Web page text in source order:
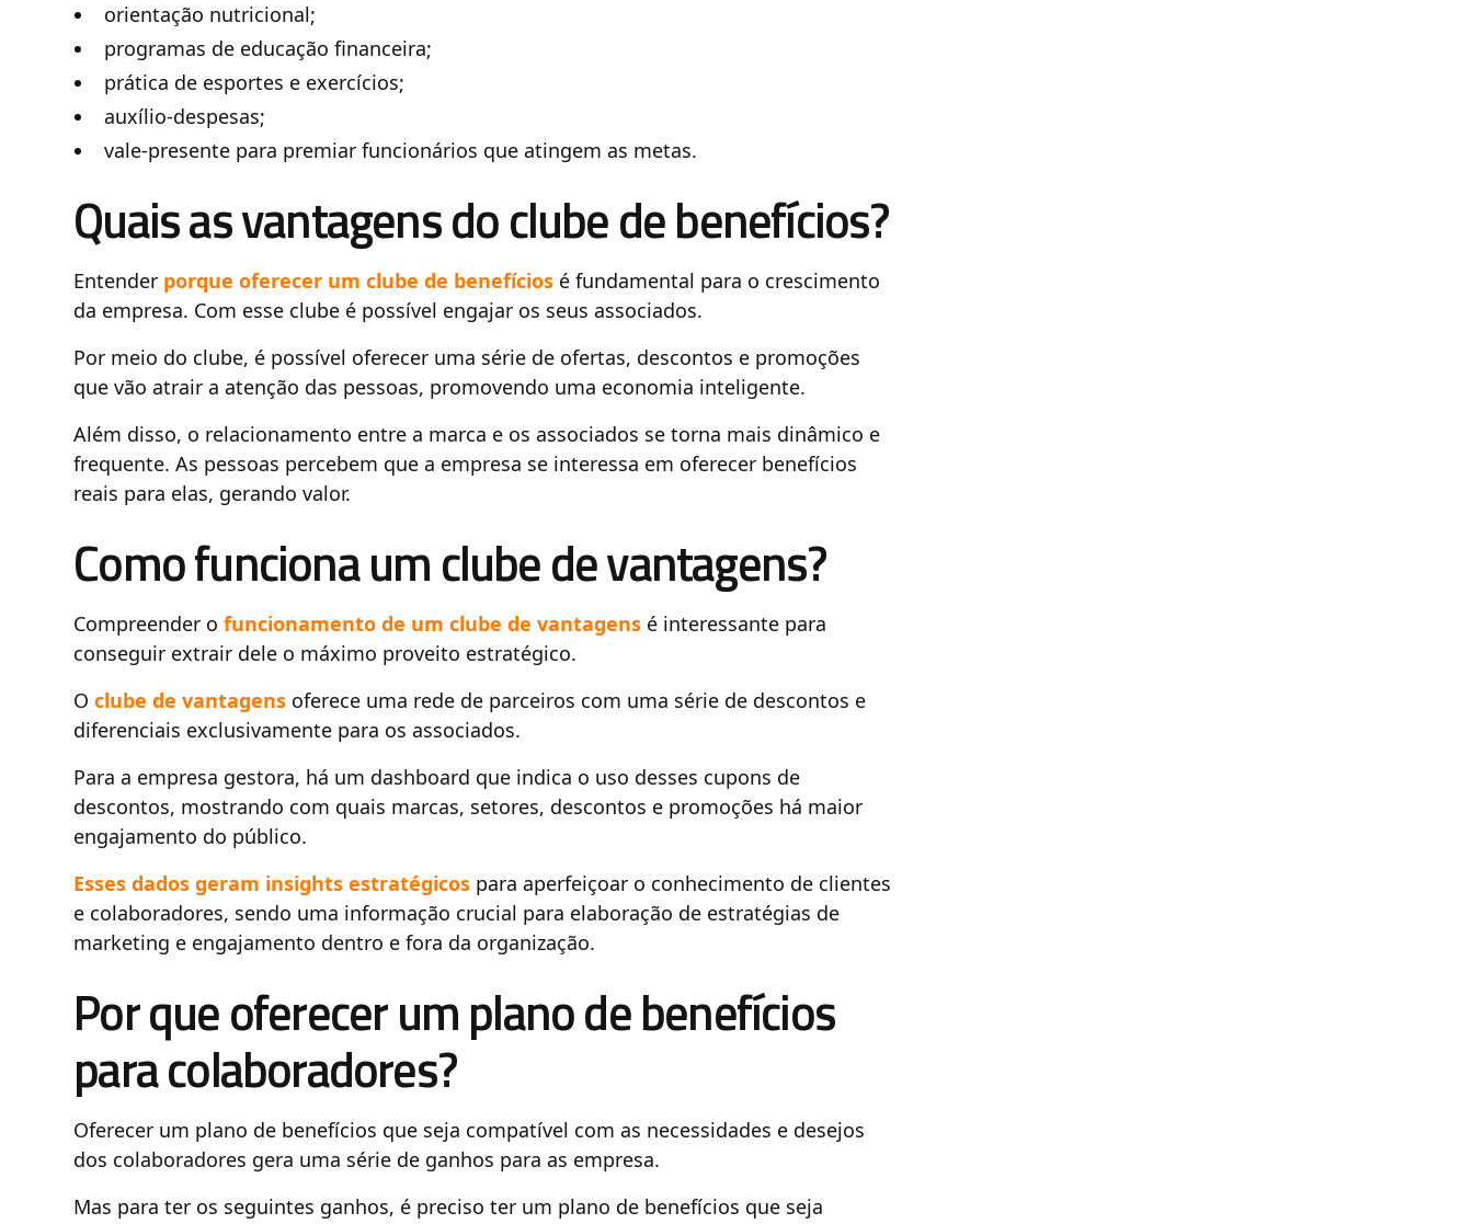
orientação nutricional;
programas de educação financeira;
prática de esportes e exercícios;
auxílio-despesas;
vale-presente para premiar funcionários que atingem as metas.
Quais as vantagens do clube de benefícios?
Entender porque oferecer um clube de benefícios é fundamental para o crescimento
da empresa. Com esse clube é possível engajar os seus associados.
Por meio do clube, é possível oferecer uma série de ofertas, descontos e promoções
que vão atrair a atenção das pessoas, promovendo uma economia inteligente.
Além disso, o relacionamento entre a marca e os associados se torna mais dinâmico e
frequente. As pessoas percebem que a empresa se interessa em oferecer benefícios
reais para elas, gerando valor.
Como funciona um clube de vantagens?
Compreender ofuncionamento de um clube de vantagens é interessante para
conseguir extrair dele o máximo proveito estratégico.
Oclube de vantagens oferece uma rede de parceiros com uma série de descontos e
diferenciais exclusivamente para os associados.
Para a empresa gestora, há um dashboard que indica o uso desses cupons de
descontos, mostrando com quais marcas, setores, descontos e promoções há maior
engajamento do público.
Esses dados geram insights estratégicos para aperfeiçoar o conhecimento de clientes
e colaboradores, sendo uma informação crucial para elaboração de estratégias de
marketing e engajamento dentro e fora da organização.
Por que oferecer um plano de benefícios
para colaboradores?
Oferecer um plano de benefícios que seja compatível com as necessidades e desejos
dos colaboradores gera uma série de ganhos para as empresa.
Mas para ter os seguintes ganhos, é preciso ter um plano de benefícios que seja